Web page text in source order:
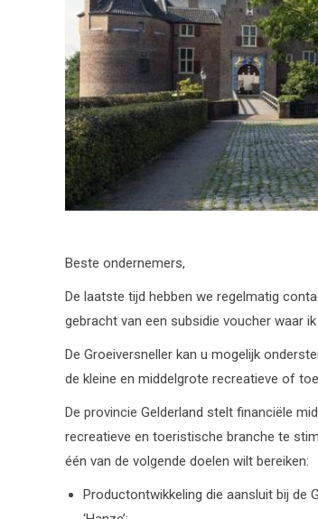
Beste ondernemers,
De laatste tijd hebben we regelmatig
gebracht van een subsidie voucher waar
De Groeiversneller kan u mogelijk
de kleine en middelgrote recreatieve of
De provincie Gelderland stelt financiële
recreatieve en toeristische branche te
één van de volgende doelen wilt bereiken:
Productontwikkeling die aansluit bij de